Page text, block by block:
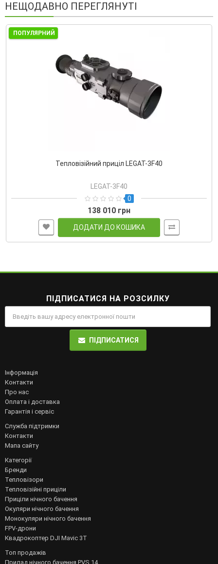
НЕЩОДАВНО ПЕРЕГЛЯНУТІ
ПОПУЛЯРНИЙ
Тепловізійний приціл LEGAT-3F40
LEGAT-3F40
0
138 010 грн
ДОДАТИ ДО КОШИКА
ПІДПИСАТИСЯ НА РОЗСИЛКУ
ПІДПИСАТИСЯ
Інформація
Контакти
Про нас
Оплата і доставка
Гарантія і сервіс
Служба підтримки
Контакти
Мапа сайту
Категорії
Бренди
Тепловізори
Тепловізійні приціли
Приціли нічного бачення
Окуляри нічного бачення
Монокуляри нічного бачення
FPV-дрони
Квадрокоптер DJI Mavic 3T
Топ продажів
Прилад нічного бачення PVS 14